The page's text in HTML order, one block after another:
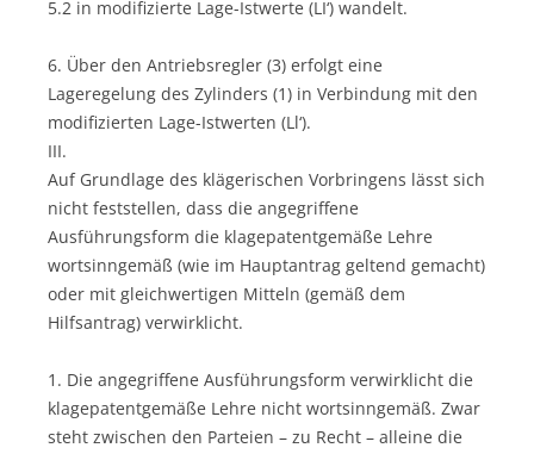
5.2 in modifizierte Lage-Istwerte (LI‘) wandelt.
6. Über den Antriebsregler (3) erfolgt eine
Lageregelung des Zylinders (1) in Verbindung mit den
modifizierten Lage-Istwerten (Ll‘).
III.
Auf Grundlage des klägerischen Vorbringens lässt sich
nicht feststellen, dass die angegriffene
Ausführungsform die klagepatentgemäße Lehre
wortsinngemäß (wie im Hauptantrag geltend gemacht)
oder mit gleichwertigen Mitteln (gemäß dem
Hilfsantrag) verwirklicht.
1. Die angegriffene Ausführungsform verwirklicht die
klagepatentgemäße Lehre nicht wortsinngemäß. Zwar
steht zwischen den Parteien – zu Recht – alleine die